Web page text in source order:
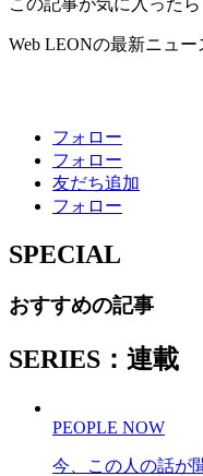
この記事が気に入った
Web LEONの最新ニュー
フォロー
フォロー
友だち追加
フォロー
SPECIAL
おすすめの記事
SERIES：連載
PEOPLE NOW
今、この人の話が